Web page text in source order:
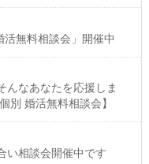
活無料相談会」開催中
んなあなたを応援しま
別 婚活無料相談会】
い相談会開催中です